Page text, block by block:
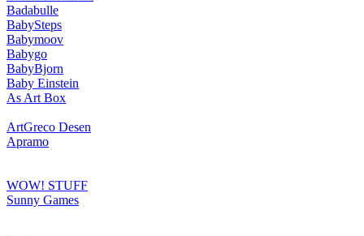
Badabulle
BabySteps
Babymoov
Babygo
BabyBjorn
Baby Einstein
As Art Box
ArtGreco Desen
Apramo
WOW! STUFF
Sunny Games